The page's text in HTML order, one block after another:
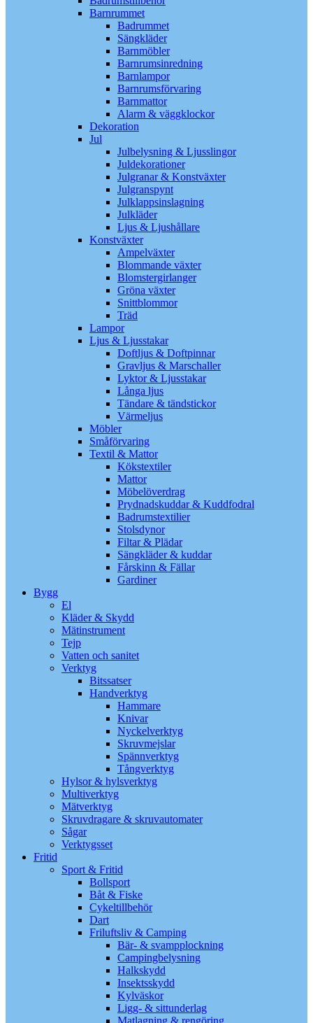
Barnrummet
Badrummet
Sängkläder
Barnmöbler
Barnrumsinredning
Barnlampor
Barnrumsförvaring
Barnmattor
Alarm & väggklockor
Dekoration
Jul
Julbelysning & Ljusslingor
Juldekorationer
Julgranar & Konstväxter
Julgranspynt
Julklappsinslagning
Julkläder
Ljus & Ljushållare
Konstväxter
Ampelväxter
Blommande växter
Blomstergirlanger
Gröna växter
Snittblommor
Träd
Lampor
Ljus & Ljusstakar
Doftljus & Doftpinnar
Gravljus & Marschaller
Lyktor & Ljusstakar
Långa ljus
Tändare & tändstickor
Värmeljus
Möbler
Småförvaring
Textil & Mattor
Kökstextiler
Mattor
Möbelöverdrag
Prydnadskuddar & Kuddfodral
Badrumstextilier
Stolsdynor
Filtar & Plädar
Sängkläder & kuddar
Fårskinn & Fällar
Gardiner
Bygg
El
Kläder & Skydd
Mätinstrument
Tejp
Vatten och sanitet
Verktyg
Bitssatser
Handverktyg
Hammare
Knivar
Nyckelverktyg
Skruvmejslar
Spännverktyg
Tångverktyg
Hylsor & hylsverktyg
Multiverktyg
Mätverktyg
Skruvdragare & skruvautomater
Sågar
Verktygsset
Fritid
Sport & Fritid
Bollsport
Båt & Fiske
Cykeltillbehör
Dart
Friluftsliv & Camping
Bär- & svampplockning
Campingbelysning
Halkskydd
Insektsskydd
Kylväskor
Ligg- & sittunderlag
Matlagning & rengöring